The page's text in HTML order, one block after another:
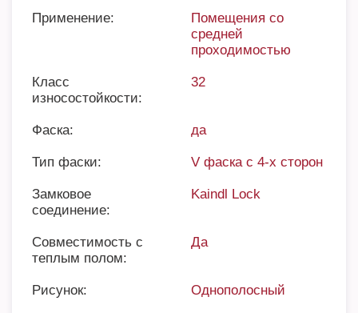
Применение:
Помещения со
средней
проходимостью
Класс
износостойкости:
32
Фаска: да
Тип фаски: V фаска с 4-х сторон
Замковое
соединение:
Kaindl Lock
Совместимость с
теплым полом:
Да
Рисунок: Однополосный